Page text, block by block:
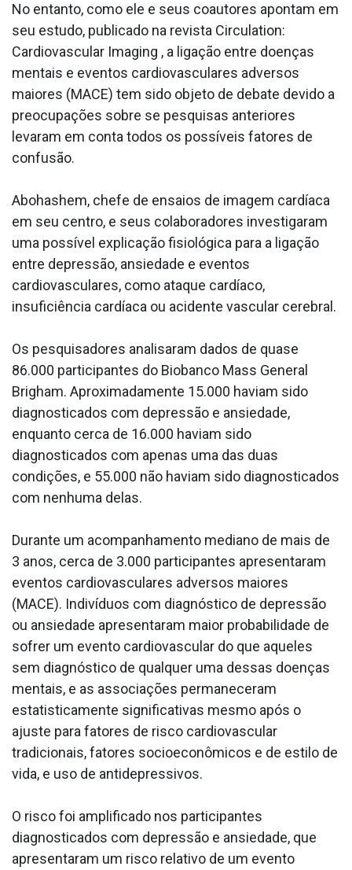
No entanto, como ele e seus coautores apontam em
seu estudo, publicado na revista Circulation:
Cardiovascular Imaging , a ligação entre doenças
mentais e eventos cardiovasculares adversos
maiores (MACE) tem sido objeto de debate devido a
preocupações sobre se pesquisas anteriores
levaram em conta todos os possíveis fatores de
confusão.
Abohashem, chefe de ensaios de imagem cardíaca
em seu centro, e seus colaboradores investigaram
uma possível explicação fisiológica para a ligação
entre depressão, ansiedade e eventos
cardiovasculares, como ataque cardíaco,
insuficiência cardíaca ou acidente vascular cerebral.
Os pesquisadores analisaram dados de quase
86.000 participantes do Biobanco Mass General
Brigham. Aproximadamente 15.000 haviam sido
diagnosticados com depressão e ansiedade,
enquanto cerca de 16.000 haviam sido
diagnosticados com apenas uma das duas
condições, e 55.000 não haviam sido diagnosticados
com nenhuma delas.
Durante um acompanhamento mediano de mais de
3 anos, cerca de 3.000 participantes apresentaram
eventos cardiovasculares adversos maiores
(MACE). Indivíduos com diagnóstico de depressão
ou ansiedade apresentaram maior probabilidade de
sofrer um evento cardiovascular do que aqueles
sem diagnóstico de qualquer uma dessas doenças
mentais, e as associações permaneceram
estatisticamente significativas mesmo após o
ajuste para fatores de risco cardiovascular
tradicionais, fatores socioeconômicos e de estilo de
vida, e uso de antidepressivos.
O risco foi amplificado nos participantes
diagnosticados com depressão e ansiedade, que
apresentaram um risco relativo de um evento